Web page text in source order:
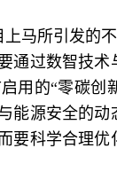
马所引发的
过数智技
用的“零
能源安全的
科学合理